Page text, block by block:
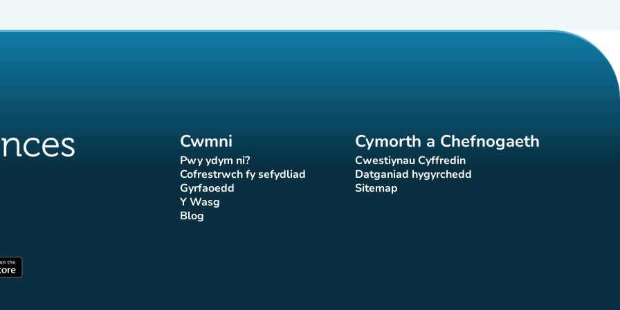
Cwmni
Pwy ydym ni?
(tab newydd)
Cofrestrwch fy sefydliad
(tab newydd)
Gyrfaoedd(tab newydd)
Y Wasg(tab newydd)
Blog(tab newydd)
Cymorth a Chefnogaeth
Cwestiynau Cyffredin
(tab newydd)
Datganiad hygyrchedd
(tab newydd)
Sitemap(tab newydd)